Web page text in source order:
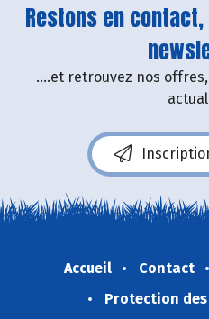
Restons en
....et retrouvez nos
Accueil Contact
Protection